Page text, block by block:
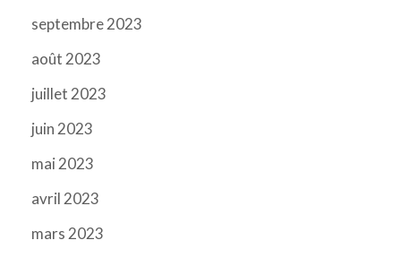
septembre 2023
août 2023
juillet 2023
juin 2023
mai 2023
avril 2023
mars 2023